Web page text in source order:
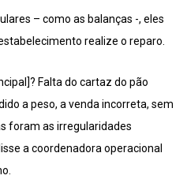
– como as balanças -, eles
realize o reparo.
Falta do cartaz do pão
a peso, a venda incorreta, sem
foram as irregularidades
a coordenadora operacional